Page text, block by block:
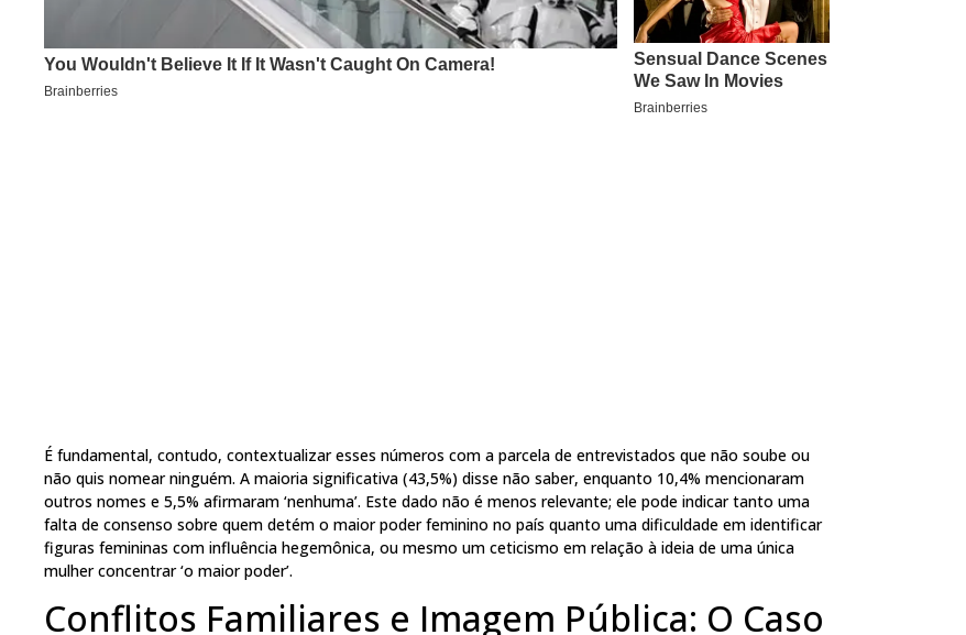
É fundamental, contudo, contextualizar esses números com a parcela de entrevistados que não soube ou
não quis nomear ninguém. A maioria significativa (43,5%) disse não saber, enquanto 10,4% mencionaram
outros nomes e 5,5% afirmaram ‘nenhuma’. Este dado não é menos relevante; ele pode indicar tanto uma
falta de consenso sobre quem detém o maior poder feminino no país quanto uma dificuldade em identificar
figuras femininas com influência hegemônica, ou mesmo um ceticismo em relação à ideia de uma única
mulher concentrar ‘o maior poder’.
Conflitos Familiares e Imagem Pública: O Caso